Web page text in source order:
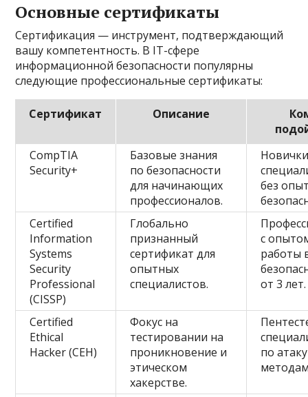
Основные сертификаты
Сертификация — инструмент, подтверждающий
вашу компетентность. В IT-сфере
информационной безопасности популярны
следующие профессиональные сертификаты:
Сертификат Описание
CompTIA
Security+
Базовые знания
по безопасности
для начинающих
профессионалов.
без
Certified
Information
Systems
Security
Professional
(CISSP)
Глобально
признанный
сертификат для
опытных
специалистов.
с
работы
от 3 лет.
Certified
Ethical
Hacker (CEH)
Фокус на
тестировании на
проникновение и
этическом
хакерстве.
по